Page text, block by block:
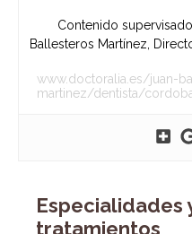
Contenido
Ballesteros Martínez,
www.doctoralia.es/juan-
martinez/dentista/
Especialidades
tratamientos